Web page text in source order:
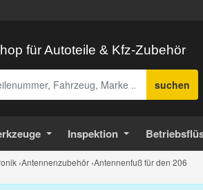
für Autoteile & Kfz-Zubehör
suchen
Inspektion
›Antennenzubehör ›Antennenfuß für den 206